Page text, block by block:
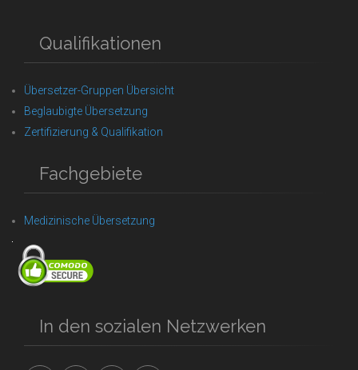
Qualifikationen
Übersetzer-Gruppen Übersicht
Beglaubigte Übersetzung
Zertifizierung & Qualifikation
Fachgebiete
Medizinische Übersetzung
In den sozialen Netzwerken